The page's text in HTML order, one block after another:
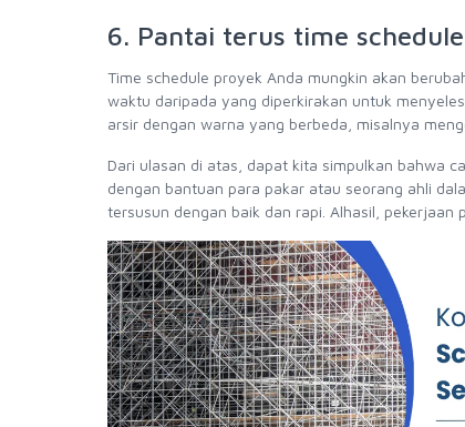
6. Pantai terus time
Time schedule proyek Anda mungkin akan
waktu daripada yang diperkirakan untuk
arsir dengan warna yang berbeda, misalnya
Dari ulasan di atas, dapat kita simpulkan bahwa
dengan bantuan para pakar atau seorang ahli
tersusun dengan baik dan rapi. Alhasil, pekerjaan